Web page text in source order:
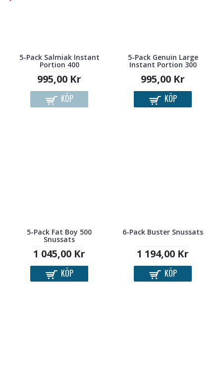
5-Pack Salmiak Instant
Portion 400
995,00 Kr
KÖP
5-Pack Genuin Large
Instant Portion 300
995,00 Kr
KÖP
5-Pack Fat Boy 500
Snussats
1 045,00 Kr
KÖP
6-Pack Buster Snussats
1 194,00 Kr
KÖP